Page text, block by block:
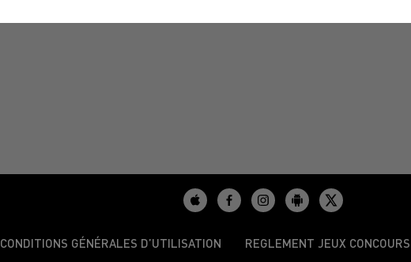
CONDITIONS GÉNÉRALES D’UTILISATION REGLEMENT JEUX CONCOURS